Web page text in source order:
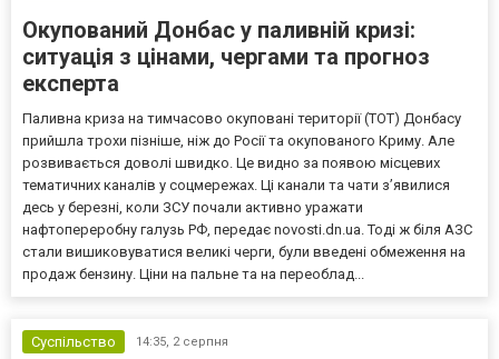
Окупований Донбас у паливній кризі:
ситуація з цінами, чергами та прогноз
експерта
Паливна криза на тимчасово окуповані території (ТОТ) Донбасу
прийшла трохи пізніше, ніж до Росії та окупованого Криму. Але
розвивається доволі швидко. Це видно за появою місцевих
тематичних каналів у соцмережах. Ці канали та чати з’явилися
десь у березні, коли ЗСУ почали активно уражати
нафтопереробну галузь РФ, передає novosti.dn.ua. Тоді ж біля АЗС
стали вишиковуватися великі черги, були введені обмеження на
продаж бензину. Ціни на пальне та на переоблад...
Суспільство 14:35, 2 серпня